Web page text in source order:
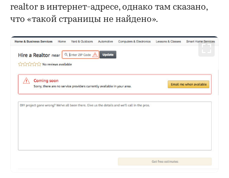
realtor в интернет-адресе, однако там сказано,
что «такой страницы не найдено».